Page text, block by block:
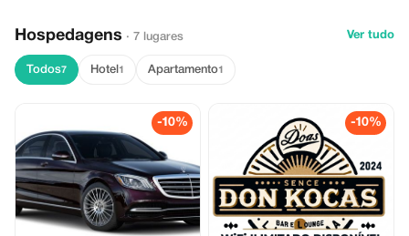
Hospedagens · 7 lugares Ver tudo
Todos7 Hotel 1 Apartamento1
-10% -10%